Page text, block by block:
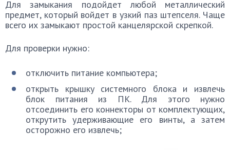
Для замыкания подойдет любой металлический
предмет, который войдет в узкий паз штепселя. Чаще
всего их замыкают простой канцелярской скрепкой.
Для проверки нужно:
отключить питание компьютера;
открыть крышку системного блока и извлечь
блок питания из ПК. Для этого нужно
отсоединить его коннекторы от комплектующих,
открутить удерживающие его винты, а затем
осторожно его извлечь;